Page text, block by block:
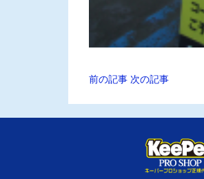
前の記事 次の記事